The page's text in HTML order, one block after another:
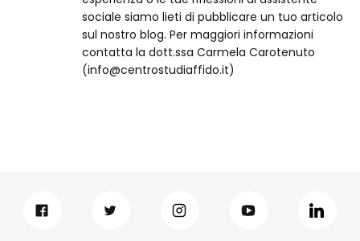
sociale siamo lieti di pubblicare un tuo articolo
sul nostro blog. Per maggiori informazioni
contatta la dott.ssa Carmela Carotenuto
(info@centrostudiaffido.it)